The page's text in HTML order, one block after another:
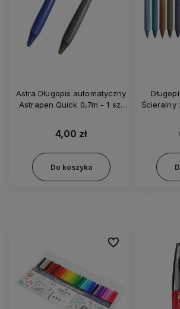
Astra Długopis automatyczny
Astrapen Quick 0,7m - 1 szt
4,00 zł
Do koszyka
Ścieralny
Do ulubionych